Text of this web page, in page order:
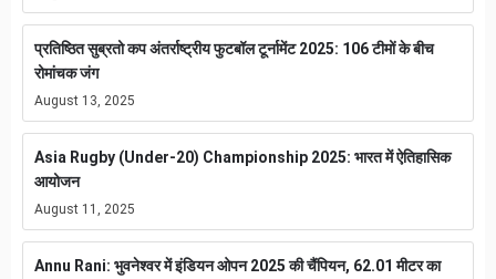
प्रतिष्ठित सुब्रतो कप अंतर्राष्ट्रीय फुटबॉल टूर्नामेंट 2025: 106 टीमों के बीच
रोमांचक जंग
August 13, 2025
Asia Rugby (Under-20) Championship 2025: भारत में ऐतिहासिक
आयोजन
August 11, 2025
Annu Rani: भुवनेश्वर में इंडियन ओपन 2025 की चैंपियन, 62.01 मीटर का